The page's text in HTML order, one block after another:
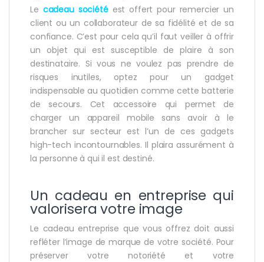
Le cadeau sociétéest offert pour remercier un
client ou un collaborateur de sa fidélité et de sa
confiance. C’est pour cela qu’il faut veiller à offrir
un objet qui est susceptible de plaire à son
destinataire. Si vous ne voulez pas prendre de
risques inutiles, optez pour un gadget
indispensable au quotidien comme cette batterie
de secours. Cet accessoire qui permet de
charger un appareil mobile sans avoir à le
brancher sur secteur est l’un de ces gadgets
high-tech incontournables. Il plaira assurément à
la personne à qui il est destiné.
Un cadeau en entreprise qui
valorisera votre image
Le cadeau entreprise que vous offrez doit aussi
refléter l’image de marque de votre société. Pour
préserver votre notoriété et votre